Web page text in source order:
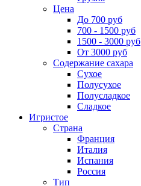
Цена
До 700 руб
700 - 1500 руб
1500 - 3000 руб
От 3000 руб
Содержание сахара
Сухое
Полусухое
Полусладкое
Сладкое
Игристое
Страна
Франция
Италия
Испания
Россия
Тип